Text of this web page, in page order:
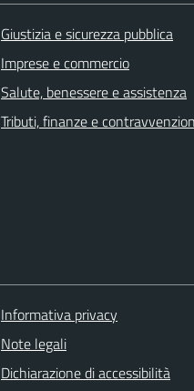
Giustizia e sicurezza pubblica
Imprese e commercio
Salute, benessere e assistenza
Tributi, finanze e
Informativa privacy
Note legali
Dichiarazione di accessibilità